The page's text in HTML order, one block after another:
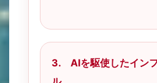
3. AIを駆使したイン